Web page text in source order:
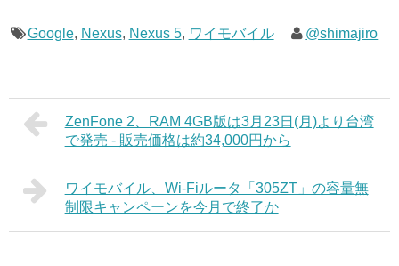
Google, Nexus, Nexus 5, ワイモバイル @shimajiro
ZenFone 2、RAM 4GB版は3月23日(月)より台湾
で発売 - 販売価格は約34,000円から
ワイモバイル、Wi-Fiルータ「305ZT」の容量無
制限キャンペーンを今月で終了か